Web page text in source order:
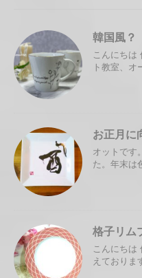
韓国風？
こんにちは
ト教室、オ
お正月に
オットです
た。年末は
格子リム
こんにちは
えておりま